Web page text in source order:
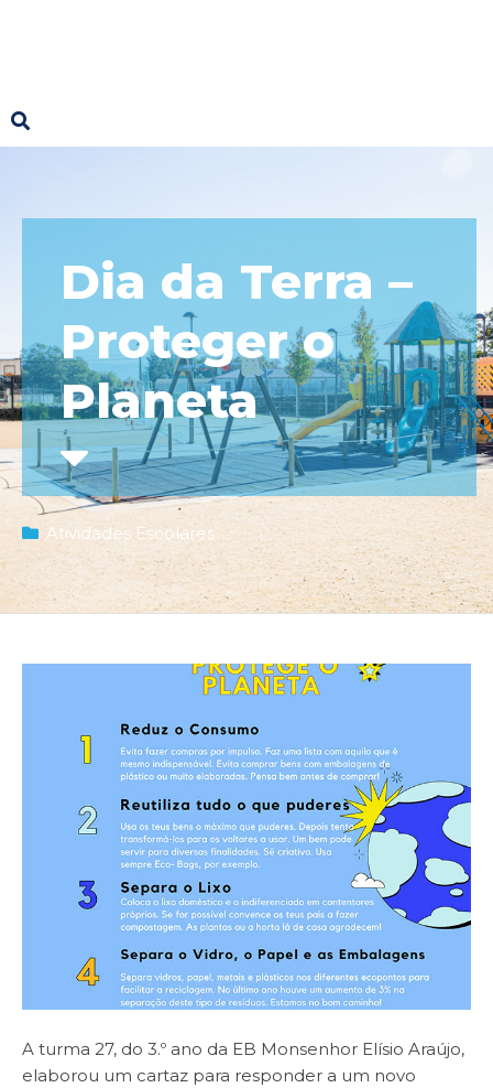
Dia da Terra –
Proteger o
Planeta
Atividades Escolares
A turma 27, do 3.º ano da EB Monsenhor Elísio Araújo,
elaborou um cartaz para responder a um novo